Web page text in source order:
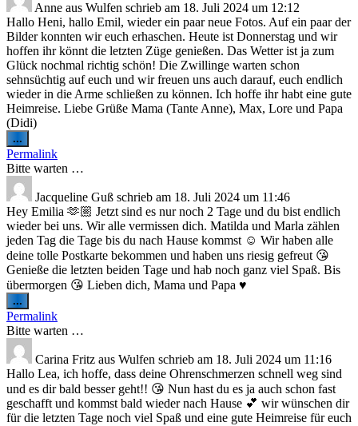
Anne aus Wulfen schrieb am 18. Juli 2024 um 12:12
Hallo Heni, hallo Emil, wieder ein paar neue Fotos. Auf ein paar der
Bilder konnten wir euch erhaschen. Heute ist Donnerstag und wir
hoffen ihr könnt die letzten Züge genießen. Das Wetter ist ja zum
Glück nochmal richtig schön! Die Zwillinge warten schon
sehnsüchtig auf euch und wir freuen uns auch darauf, euch endlich
wieder in die Arme schließen zu können. Ich hoffe ihr habt eine gute
Heimreise. Liebe Grüße Mama (Tante Anne), Max, Lore und Papa
(Didi)
...
Metabox
ein-/ausblenden.
Permalink
Bitte warten …
Jacqueline Guß schrieb am 18. Juli 2024 um 11:46
Hey Emilia 🫶🏼 Jetzt sind es nur noch 2 Tage und du bist endlich
wieder bei uns. Wir alle vermissen dich. Matilda und Marla zählen
jeden Tag die Tage bis du nach Hause kommst ☺️ Wir haben alle
deine tolle Postkarte bekommen und haben uns riesig gefreut 😘
Genieße die letzten beiden Tage und hab noch ganz viel Spaß. Bis
übermorgen 😘 Lieben dich, Mama und Papa ♥️
...
Metabox
ein-/ausblenden.
Permalink
Bitte warten …
Carina Fritz aus Wulfen schrieb am 18. Juli 2024 um 11:16
Hallo Lea, ich hoffe, dass deine Ohrenschmerzen schnell weg sind
und es dir bald besser geht!! 😘 Nun hast du es ja auch schon fast
geschafft und kommst bald wieder nach Hause 💕 wir wünschen dir
für die letzten Tage noch viel Spaß und eine gute Heimreise für euch